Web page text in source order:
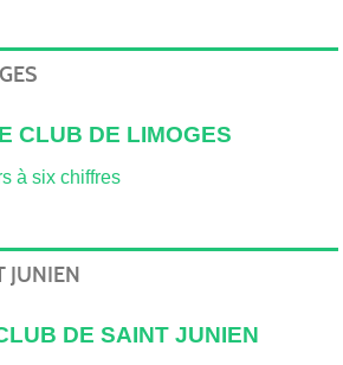
CLUB DE LIMOGES
à six chiffres
JUNIEN
DE SAINT JUNIEN